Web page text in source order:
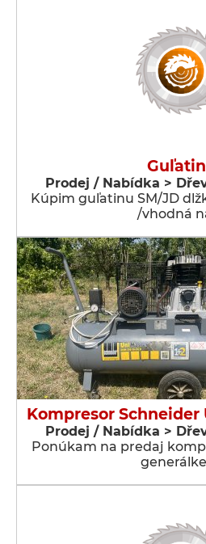
Prodej / Nabídka >
Kúpim guľatinu SM/JD
/vhodná
Kompresor Schneider
Prodej / Nabídka >
Ponúkam na predaj